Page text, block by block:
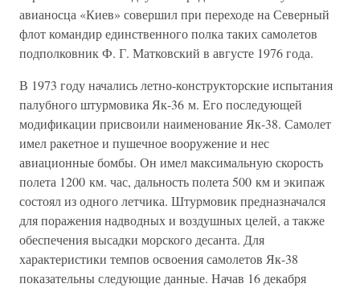
авианосца «Киев» совершил при переходе на Северный
флот командир единственного полка таких самолетов
подполковник Ф. Г. Матковский в августе 1976 года.
В 1973 году начались летно-конструкторские испытания
палубного штурмовика Як-36 м. Его последующей
модификации присвоили наименование Як-38. Самолет
имел ракетное и пушечное вооружение и нес
авиационные бомбы. Он имел максимальную скорость
полета 1200 км. час, дальность полета 500 км и экипаж
состоял из одного летчика. Штурмовик предназначался
для поражения надводных и воздушных целей, а также
обеспечения высадки морского десанта. Для
характеристики темпов освоения самолетов Як-38
показательны следующие данные. Начав 16 декабря